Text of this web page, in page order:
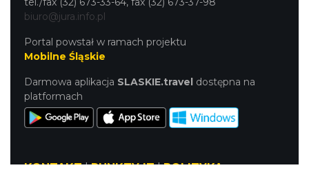
biuro@jura.info.pl
Portal powstał w ramach projektu
Mobilne Śląskie
Darmowa aplikacja SLASKIE.travel dostępna na
platformach
KONTAKT|PUNKTY IT|POLITYKA